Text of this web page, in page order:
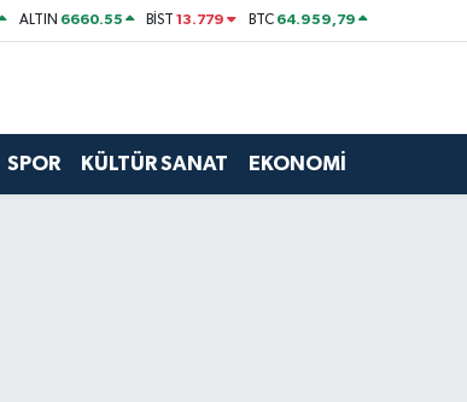
ALTIN 6660.55 BİST13.779 BTC 64.959,79
SPOR KÜLTÜR SANAT EKONOMİ